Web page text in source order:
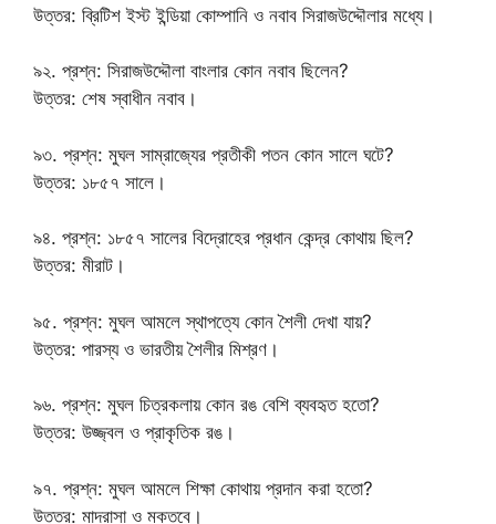
উত্তর: ব্রিটিশ ইস্ট ইন্ডিয়া কোম্পানি ও নবাব সিরাজউদ্দৌলার মধ্যে।
৯২. প্রশ্ন: সিরাজউদ্দৌলা বাংলার কোন নবাব ছিলেন?
উত্তর: শেষ স্বাধীন নবাব।
৯৩. প্রশ্ন: মুঘল সাম্রাজ্যের প্রতীকী পতন কোন সালে ঘটে?
উত্তর: ১৮৫৭ সালে।
৯৪. প্রশ্ন: ১৮৫৭ সালের বিদ্রোহের প্রধান কেন্দ্র কোথায় ছিল?
উত্তর: মীরাট।
৯৫. প্রশ্ন: মুঘল আমলে স্থাপত্যে কোন শৈলী দেখা যায়?
উত্তর: পারস্য ও ভারতীয় শৈলীর মিশ্রণ।
৯৬. প্রশ্ন: মুঘল চিত্রকলায় কোন রঙ বেশি ব্যবহৃত হতো?
উত্তর: উজ্জ্বল ও প্রাকৃতিক রঙ।
৯৭. প্রশ্ন: মুঘল আমলে শিক্ষা কোথায় প্রদান করা হতো?
উত্তর: মাদ্রাসা ও মক্তবে।